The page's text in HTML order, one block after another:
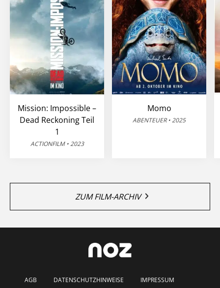
Mission: Impossible –
Dead Reckoning Teil
1
ACTIONFILM • 2023
Momo
ABENTEUER • 2025
ZUM FILM-ARCHIV
AGB DATENSCHUTZHINWEISE IMPRESSUM